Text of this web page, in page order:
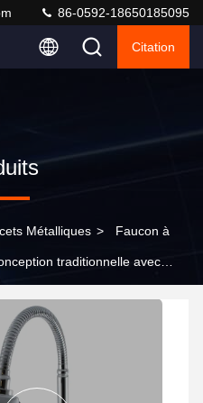
86-0592-18650185095
Citation
Métalliques > Faucon à
traditionnelle avec